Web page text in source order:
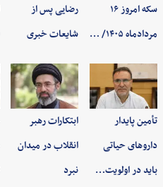
سکه امروز ۱۶
مردادماه ۱۴۰۵/ …
رضایی پس از
شایعات خبری
تأمین پایدار
داروهای حیاتی
باید در اولویت…
ابتکارات رهبر
انقلاب در میدان
نبرد